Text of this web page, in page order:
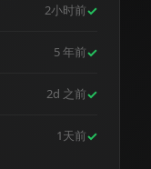
2小时前✓
5 年前✓
2d 之前✓
1天前✓